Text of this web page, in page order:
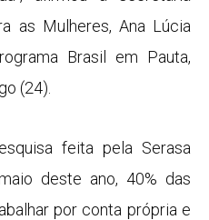
as Mulheres, Ana Lúcia
Brasil em Pauta,
(24).
feita pela Serasa
deste ano, 40% das
por conta própria e